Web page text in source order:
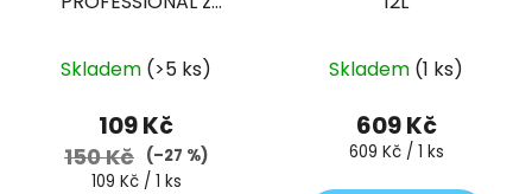
univerzální uchycení
Skladem (>5 ks)
109 Kč
150 Kč (–27 %)
Měrná
109 Kč / 1 ks
Skladem (1 ks)
609 Kč
Měrná
609 Kč / 1 ks